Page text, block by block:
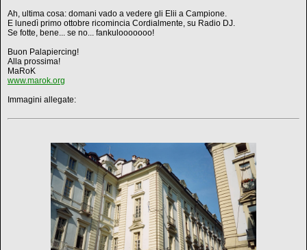
Ah, ultima cosa: domani vado a vedere gli Elii a Campione.
E lunedì primo ottobre ricomincia Cordialmente, su Radio DJ.
Se fotte, bene... se no... fankulooooooo!
Buon Palapiercing!
Alla prossima!
MaRoK
www.marok.org
Immagini allegate: